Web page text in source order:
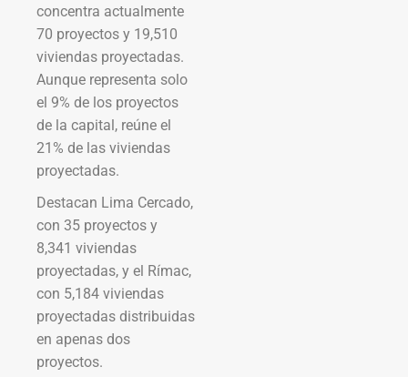
concentra actualmente
70 proyectos y 19,510
viviendas proyectadas.
Aunque representa solo
el 9% de los proyectos
de la capital, reúne el
21% de las viviendas
proyectadas.
Destacan Lima Cercado,
con 35 proyectos y
8,341 viviendas
proyectadas, y el Rímac,
con 5,184 viviendas
proyectadas distribuidas
en apenas dos
proyectos.